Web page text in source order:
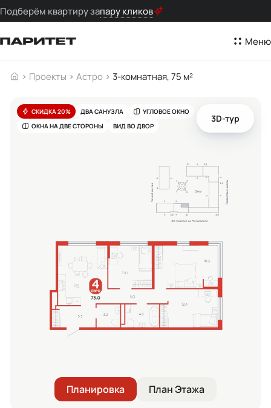
Подберём квартиру запару кликов
Меню
Проекты Астро 3-комнатная, 75 м²
СКИДКА 20% ДВА САНУЗЛА
УГЛОВОЕ ОКНО
ОКНА НА ДВЕ СТОРОНЫ
ВИД ВО ДВОР
Планировка План Этажа
3D-тур